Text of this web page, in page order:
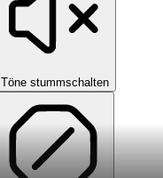
Töne stummschalten